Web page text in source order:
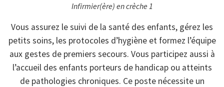
Infirmier(ère) en crèche 1
Vous assurez le suivi de la santé des enfants, gérez les
petits soins, les protocoles d’hygiène et formez l’équipe
aux gestes de premiers secours. Vous participez aussi à
l’accueil des enfants porteurs de handicap ou atteints
de pathologies chroniques. Ce poste nécessite un